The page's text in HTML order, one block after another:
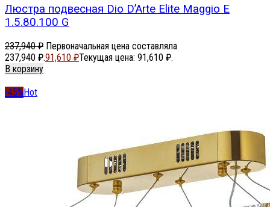
Люстра подвесная Dio D’Arte Elite Maggio E
1.5.80.100 G
237,940₽ Первоначальная цена составляла
237,940 ₽.91,610 ₽Текущая цена: 91,610 ₽.
В корзину
-45%Hot